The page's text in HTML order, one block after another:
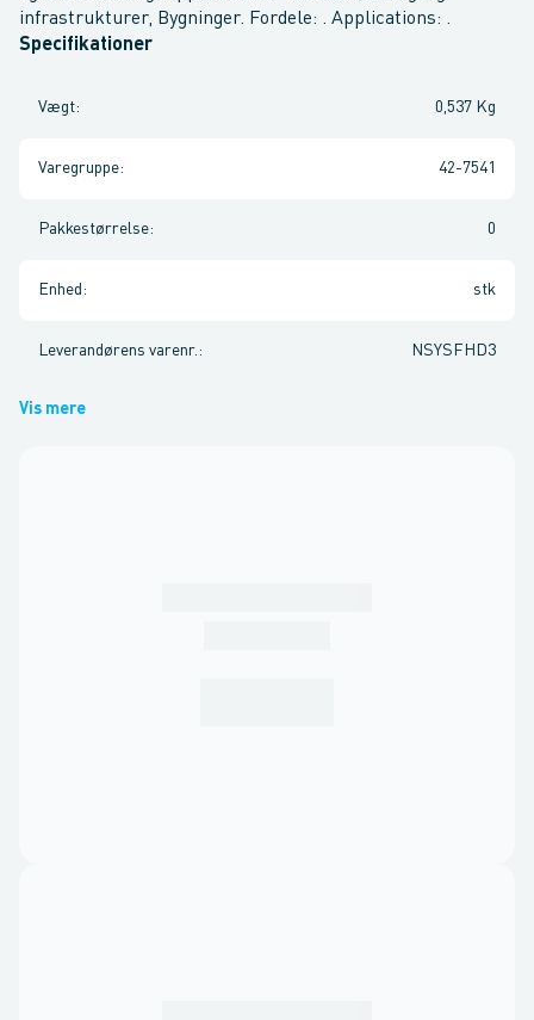
infrastrukturer, Bygninger. Fordele: . Applications: .
Specifikationer
Vægt: 0,537 Kg
Varegruppe: 42-7541
Pakkestørrelse: 0
Enhed : stk
Leverandørens varenr. : NSYSFHD3
Vis mere